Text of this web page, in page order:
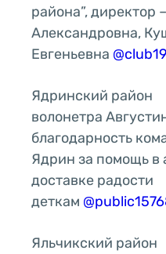
района”, директор
Александровна,
Евгеньевна
Ядринский район
волонетра
благодарность
Ядрин за помощь в
доставке радости
деткам
Яльчикский район